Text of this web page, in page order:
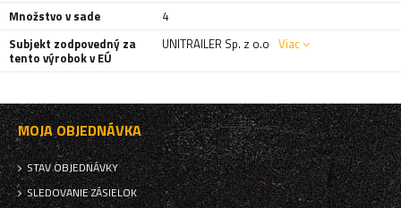
Množstvo v sade
4
Subjekt zodpovedný za
tento výrobok v EÚ
UNITRAILER Sp. z o.o Viac
MOJA OBJEDNÁVKA
STAV OBJEDNÁVKY
SLEDOVANIE ZÁSIELOK